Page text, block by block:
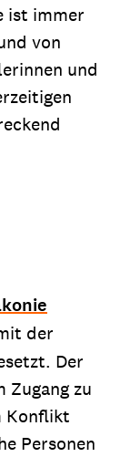
ist immer
von
und
der
Der
Zugang zu
Konflikt
Personen